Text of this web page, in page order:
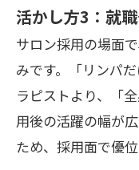
活かし方3：就
サロン採用の場面
みです。「リンパ
ラピストより、「
用後の活躍の幅が
ため、採用面で優位